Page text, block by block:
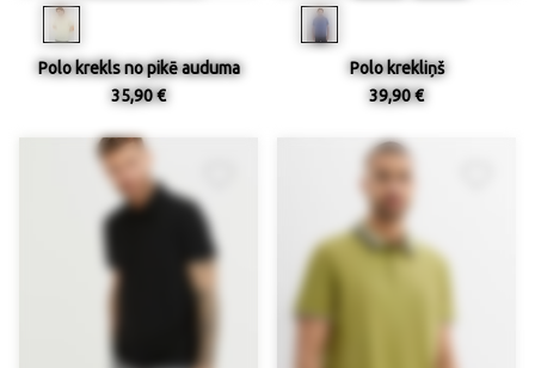
Polo krekls no pikē auduma
35,90 €
Polo krekliņš
39,90 €